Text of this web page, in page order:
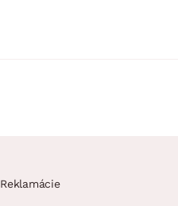
Reklamácie